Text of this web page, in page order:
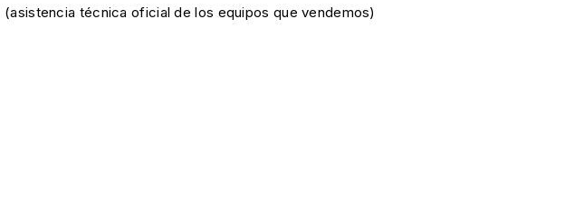
(asistencia técnica oficial de los equipos que vendemos)